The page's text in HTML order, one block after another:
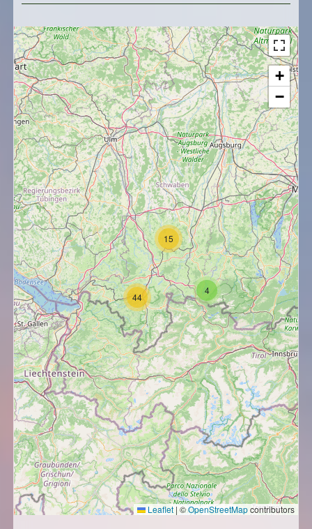
4
15
44
+
−
Leaflet | ©OpenStreetMapcontributors